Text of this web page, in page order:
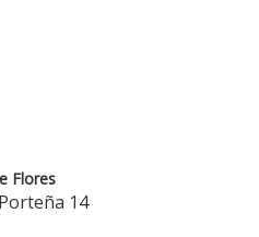
Flores
14